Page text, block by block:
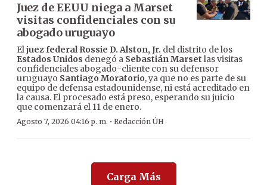
Juez de EEUU niega a Marset
visitas confidenciales con su
abogado uruguayo
Eljuez federal Rossie D. Alston, Jr. del distrito de los
Estados Unidos denegó a Sebastián Marset las visitas
confidenciales abogado-cliente con su defensor
uruguayo Santiago Moratorio, ya que no es parte de su
equipo de defensa estadounidense, ni está acreditado en
la causa. El procesado está preso, esperando su juicio
que comenzará el 11 de enero.
Agosto 7, 2026 04:16 p. m. · Redacción ÚH
Carga Más